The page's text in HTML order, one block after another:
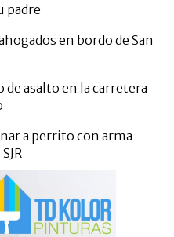
padre
en bordo de San
asalto en la carretera
a perrito con arma